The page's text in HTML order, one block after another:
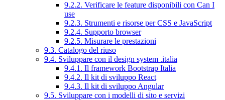
9.2.2. Verificare le feature disponibili con Can I
use
9.2.3. Strumenti e risorse per CSS e JavaScript
9.2.4. Supporto browser
9.2.5. Misurare le prestazioni
9.3. Catalogo del riuso
9.4. Sviluppare con il design system .italia
9.4.1. Il framework Bootstrap Italia
9.4.2. Il kit di sviluppo React
9.4.3. Il kit di sviluppo Angular
9.5. Sviluppare con i modelli di sito e servizi